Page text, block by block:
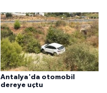
Antalya'da otomobil
dereye uçtu